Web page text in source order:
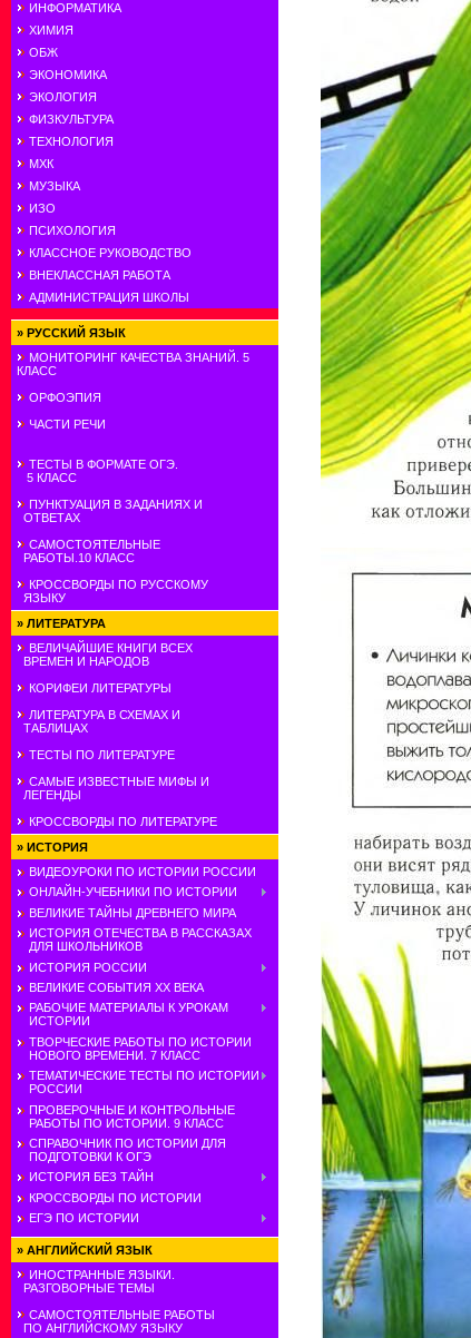
ИНФОРМАТИКА
ХИМИЯ
ОБЖ
ЭКОНОМИКА
ЭКОЛОГИЯ
ФИЗКУЛЬТУРА
ТЕХНОЛОГИЯ
МХК
МУЗЫКА
ИЗО
ПСИХОЛОГИЯ
КЛАССНОЕ РУКОВОДСТВО
ВНЕКЛАССНАЯ РАБОТА
АДМИНИСТРАЦИЯ ШКОЛЫ
» РУССКИЙ ЯЗЫК
МОНИТОРИНГ КАЧЕСТВА ЗНАНИЙ. 5
КЛАСС
ОРФОЭПИЯ
ЧАСТИ РЕЧИ
ТЕСТЫ В ФОРМАТЕ ОГЭ.
5 КЛАСС
ПУНКТУАЦИЯ В ЗАДАНИЯХ И
ОТВЕТАХ
САМОСТОЯТЕЛЬНЫЕ
РАБОТЫ.10 КЛАСС
КРОССВОРДЫ ПО РУССКОМУ
ЯЗЫКУ
» ЛИТЕРАТУРА
ВЕЛИЧАЙШИЕ КНИГИ ВСЕХ
ВРЕМЕН И НАРОДОВ
КОРИФЕИ ЛИТЕРАТУРЫ
ЛИТЕРАТУРА В СХЕМАХ И
ТАБЛИЦАХ
ТЕСТЫ ПО ЛИТЕРАТУРЕ
САМЫЕ ИЗВЕСТНЫЕ МИФЫ И
ЛЕГЕНДЫ
КРОССВОРДЫ ПО ЛИТЕРАТУРЕ
» ИСТОРИЯ
ВИДЕОУРОКИ ПО ИСТОРИИ РОССИИ
ОНЛАЙН-УЧЕБНИКИ ПО ИСТОРИИ
ВЕЛИКИЕ ТАЙНЫ ДРЕВНЕГО МИРА
ИСТОРИЯ ОТЕЧЕСТВА В РАССКАЗАХ
ДЛЯ ШКОЛЬНИКОВ
ИСТОРИЯ РОССИИ
ВЕЛИКИЕ СОБЫТИЯ ХХ ВЕКА
РАБОЧИЕ МАТЕРИАЛЫ К УРОКАМ
ИСТОРИИ
ТВОРЧЕСКИЕ РАБОТЫ ПО ИСТОРИИ
НОВОГО ВРЕМЕНИ. 7 КЛАСС
ТЕМАТИЧЕСКИЕ ТЕСТЫ ПО ИСТОРИИ
РОССИИ
ПРОВЕРОЧНЫЕ И КОНТРОЛЬНЫЕ
РАБОТЫ ПО ИСТОРИИ. 9 КЛАСС
СПРАВОЧНИК ПО ИСТОРИИ ДЛЯ
ПОДГОТОВКИ К ОГЭ
ИСТОРИЯ БЕЗ ТАЙН
КРОССВОРДЫ ПО ИСТОРИИ
ЕГЭ ПО ИСТОРИИ
» АНГЛИЙСКИЙ ЯЗЫК
ИНОСТРАННЫЕ ЯЗЫКИ.
РАЗГОВОРНЫЕ ТЕМЫ
САМОСТОЯТЕЛЬНЫЕ РАБОТЫ
ПО АНГЛИЙСКОМУ ЯЗЫКУ